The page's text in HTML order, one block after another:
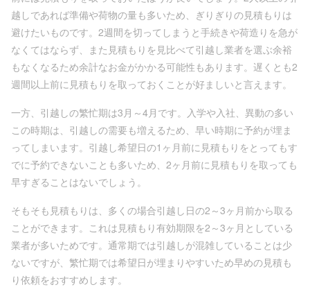
越しであれば準備や荷物の量も多いため、ぎりぎりの見積もりは
避けたいものです。2週間を切ってしまうと手続きや荷造りを急が
なくてはならず、また見積もりを見比べて引越し業者を選ぶ余裕
もなくなるため余計なお金がかかる可能性もあります。遅くとも2
週間以上前に見積もりを取っておくことが好ましいと言えます。
一方、引越しの繁忙期は3月～4月です。入学や入社、異動の多い
この時期は、引越しの需要も増えるため、早い時期に予約が埋ま
ってしまいます。引越し希望日の1ヶ月前に見積もりをとってもす
でに予約できないことも多いため、2ヶ月前に見積もりを取っても
早すぎることはないでしょう。
そもそも見積もりは、多くの場合引越し日の2～3ヶ月前から取る
ことができます。これは見積もり有効期限を2～3ヶ月としている
業者が多いためです。通常期では引越しが混雑していることは少
ないですが、繁忙期では希望日が埋まりやすいため早めの見積も
り依頼をおすすめします。